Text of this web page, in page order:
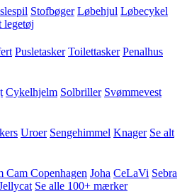
Stofbøger Løbehjul Løbecykel
legetøj
Pusletasker Toilettasker Penalhus
Cykelhjelm Solbriller Svømmevest
Uroer Sengehimmel Knager Se alt
Cam Copenhagen Joha CeLaVi Sebra
Se alle 100+ mærker